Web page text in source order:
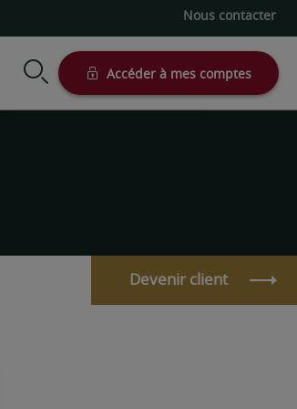
Nous contacter
Accéder à mes comptes
Devenir client